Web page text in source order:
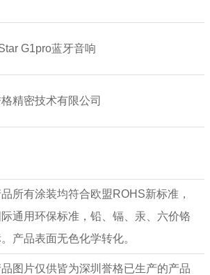
G1pro蓝牙音响
精密技术有限公司
品所有涂装均符合欧盟ROHS新标准，
通用环保标准，铅、镉、汞、六价铬
产品表面无色化学转化。
品图片仅供皆为深圳誉格已生产的产品